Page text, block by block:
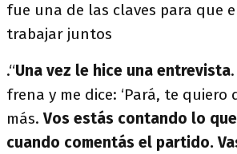
fue una de las claves para que
trabajar juntos
.“Una vez le hice una entrevista
frena y me dice: ‘Pará, te quiero
más.Vos estás contando lo
cuando comentás el partido.